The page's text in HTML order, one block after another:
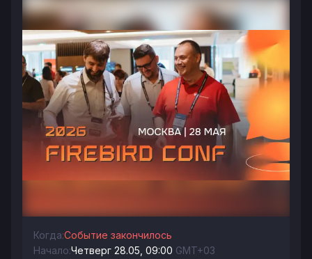
Когда:Событие закончилось
Начало:Четверг 28.05, 09:00 GMT+03